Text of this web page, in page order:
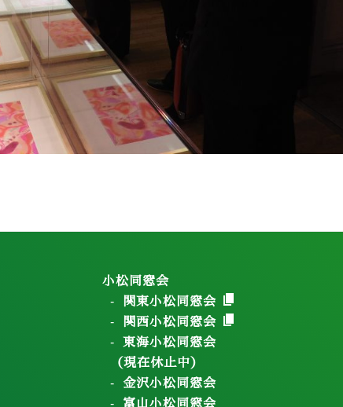
小松同窓会
関東小松同窓会
関西小松同窓会
東海小松同窓会
（現在休止中）
金沢小松同窓会
富山小松同窓会